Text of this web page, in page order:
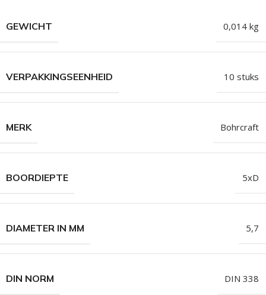
GEWICHT 0,014 kg
VERPAKKINGSEENHEID 10 stuks
MERK Bohrcraft
BOORDIEPTE 5xD
DIAMETER IN MM 5,7
DIN NORM DIN 338